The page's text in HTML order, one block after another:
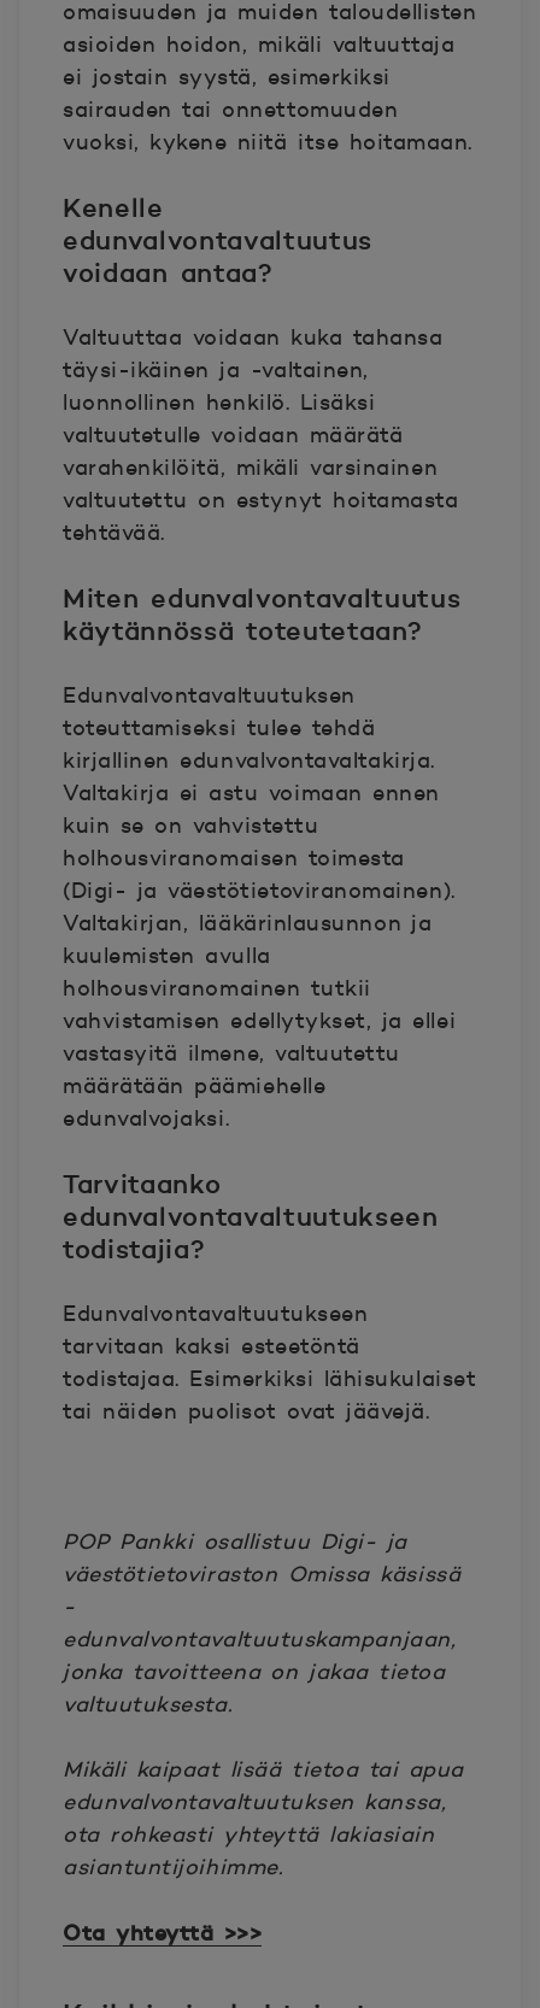
omaisuuden ja muiden taloudellisten
asioiden hoidon, mikäli valtuuttaja
ei jostain syystä, esimerkiksi
sairauden tai onnettomuuden
vuoksi, kykene niitä itse hoitamaan.
Kenelle
edunvalvontavaltuutus
voidaan antaa?
Valtuuttaa voidaan kuka tahansa
täysi-ikäinen ja -valtainen,
luonnollinen henkilö. Lisäksi
valtuutetulle voidaan määrätä
varahenkilöitä, mikäli varsinainen
valtuutettu on estynyt hoitamasta
tehtävää.
Miten edunvalvontavaltuutus
käytännössä toteutetaan?
Edunvalvontavaltuutuksen
toteuttamiseksi tulee tehdä
kirjallinen edunvalvontavaltakirja.
Valtakirja ei astu voimaan ennen
kuin se on vahvistettu
holhousviranomaisen toimesta
(Digi- ja väestötietoviranomainen).
Valtakirjan, lääkärinlausunnon ja
kuulemisten avulla
holhousviranomainen tutkii
vahvistamisen edellytykset, ja ellei
vastasyitä ilmene, valtuutettu
määrätään päämiehelle
edunvalvojaksi.
Tarvitaanko
edunvalvontavaltuutukseen
todistajia?
Edunvalvontavaltuutukseen
tarvitaan kaksi esteetöntä
todistajaa. Esimerkiksi lähisukulaiset
tai näiden puolisot ovat jäävejä.
POP Pankki osallistuu Digi- ja
väestötietoviraston Omissa käsissä
-
edunvalvontavaltuutuskampanjaan,
jonka tavoitteena on jakaa tietoa
valtuutuksesta.
Mikäli kaipaat lisää tietoa tai apua
edunvalvontavaltuutuksen kanssa,
ota rohkeasti yhteyttä lakiasiain
asiantuntijoihimme.
Ota yhteyttä >>>